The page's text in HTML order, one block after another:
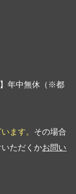
年中無休（※都
ます。 その場合
ただくかお問い